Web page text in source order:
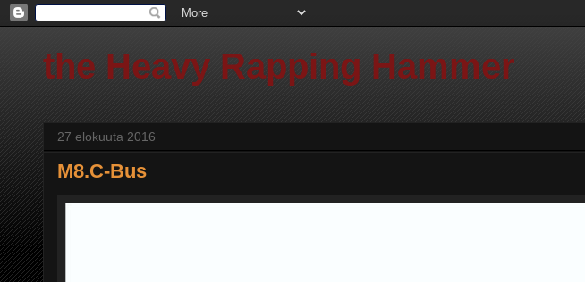
the Heavy Rapping Hammer
27 elokuuta 2016
M8.C-Bus